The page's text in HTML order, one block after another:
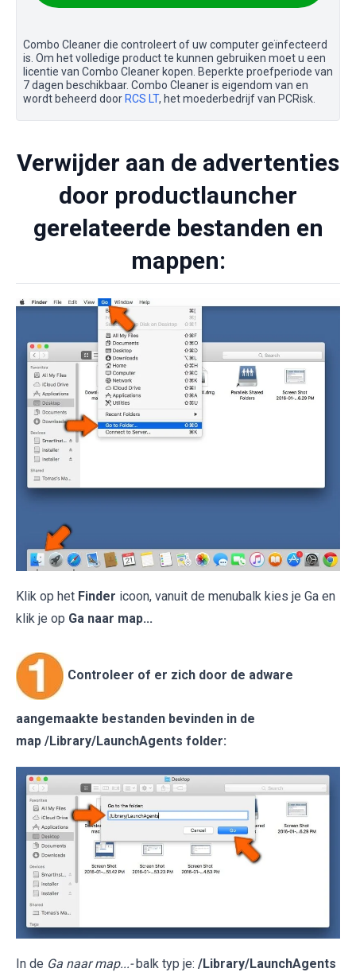
Combo Cleaner die controleert of uw computer geïnfecteerd
is. Om het volledige product te kunnen gebruiken moet u een
licentie van Combo Cleaner kopen. Beperkte proefperiode van
7 dagen beschikbaar. Combo Cleaner is eigendom van en
wordt beheerd door RCS LT, het moederbedrijf van PCRisk.
Verwijder aan de advertenties
door productlauncher
gerelateerde bestanden en
mappen:
Klik op het Finder icoon, vanuit de menubalk kies je Ga en
klik je op Ga naar map...
Controleer of er zich door de adware
aangemaakte bestanden bevinden in de
map /Library/LaunchAgents folder:
In de Ga naar map...- balk typ je: /Library/LaunchAgents